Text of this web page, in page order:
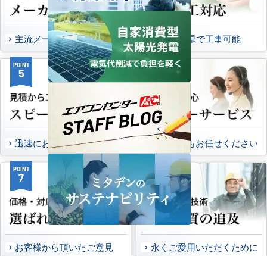
主流メーカーを全取扱可能 47都道府県で工事可能
POINT
5
迅速にお届け出来る理由
POINT
万一の時もお任せください
POINT
7
お客様から頂いたご意見
8
永くご愛用いただくために